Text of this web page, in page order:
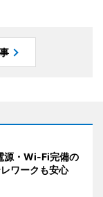
・Wi-Fi完備の
ワークも安心